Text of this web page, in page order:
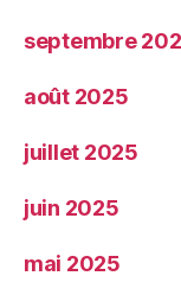
septembre
août 2025
juillet 2025
juin 2025
mai 2025